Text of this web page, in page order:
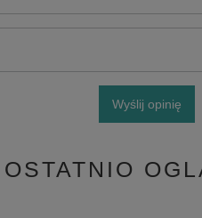
Wyślij opinię
OSTATNIO